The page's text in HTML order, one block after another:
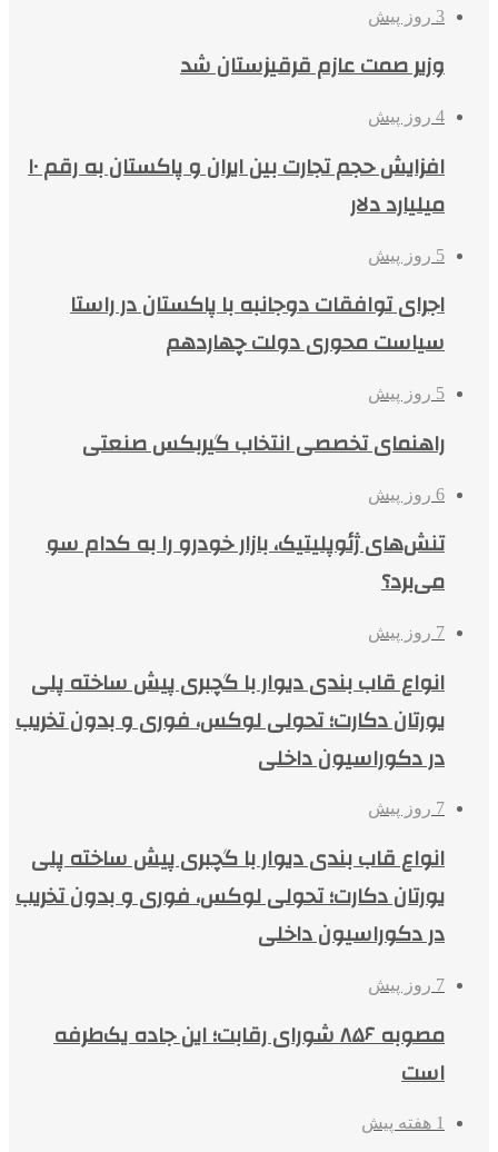
3 روز پیش
وزیر صمت عازم قرقیزستان شد
4 روز پیش
افزایش حجم تجارت بین ایران و پاکستان به رقم ۱۰
میلیارد دلار
5 روز پیش
اجرای توافقات دوجانبه با پاکستان در راستا
سیاست محوری دولت چهاردهم
5 روز پیش
راهنمای تخصصی انتخاب گیربکس صنعتی
6 روز پیش
تنش‌های ژئوپلیتیک، بازار خودرو را به کدام سو
می‌برد؟
7 روز پیش
انواع قاب بندی دیوار با گچبری پیش ساخته پلی
یورتان دکارت؛ تحولی لوکس، فوری و بدون تخریب
در دکوراسیون داخلی
7 روز پیش
انواع قاب بندی دیوار با گچبری پیش ساخته پلی
یورتان دکارت؛ تحولی لوکس، فوری و بدون تخریب
در دکوراسیون داخلی
7 روز پیش
مصوبه ۸۵۶ شورای رقابت؛ این جاده یک‌طرفه
است
1 هفته پیش